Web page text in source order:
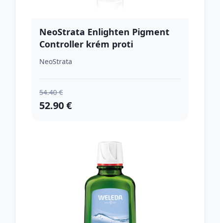
NeoStrata Enlighten Pigment
Controller krém proti
pigmentovým škvrnám
NeoStrata
54.40 €
52.90 €